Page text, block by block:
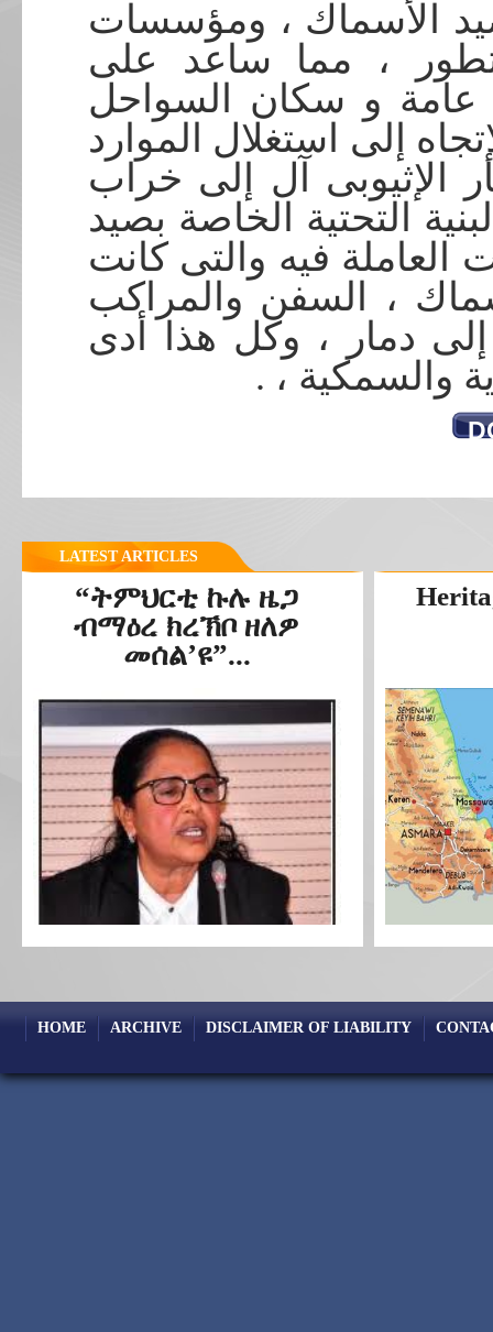
الأسماك ، ومؤسسات
، مما ساعد على
عامة و سكان السواحل
إلى استغلال الموارد
الإثيوبى آل إلى خراب
التحتية الخاصة بصيد
فيه والتى كانت
، السفن والمراكب
دمار ، وكل هذا أدى
والسمكية ، .
LATEST ARTICLES
“ትምህርቲ ኩሉ ዜጋ
ብማዕረ ክረኽቦ ዘለዎ
መሰል’ዩ”...
HOME ARCHIVE DISCLAIMER OF LIABILITY